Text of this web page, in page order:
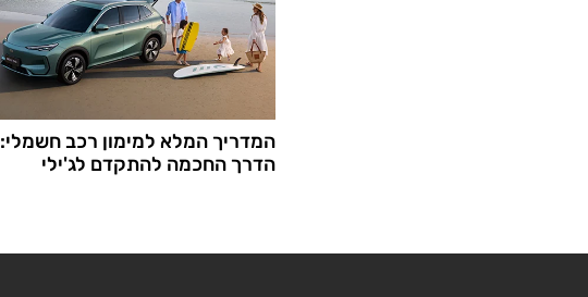
המדריך המלא למימון רכב חשמלי:
הדרך החכמה להתקדם לג'ילי